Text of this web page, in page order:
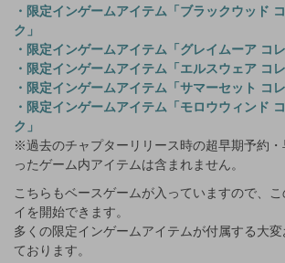
・限定インゲームアイテム「ブラックウッド
ク」
・限定インゲームアイテム「グレイムーア コ
・限定インゲームアイテム「エルスウェア コ
・限定インゲームアイテム「サマーセット コ
・限定インゲームアイテム「モロウウィンド
ク」
※過去のチャプターリリース時の超早期予約
ったゲーム内アイテムは含まれません。
こちらもベースゲームが入っていますので、
イを開始できます。
多くの限定インゲームアイテムが付属する大
ております。